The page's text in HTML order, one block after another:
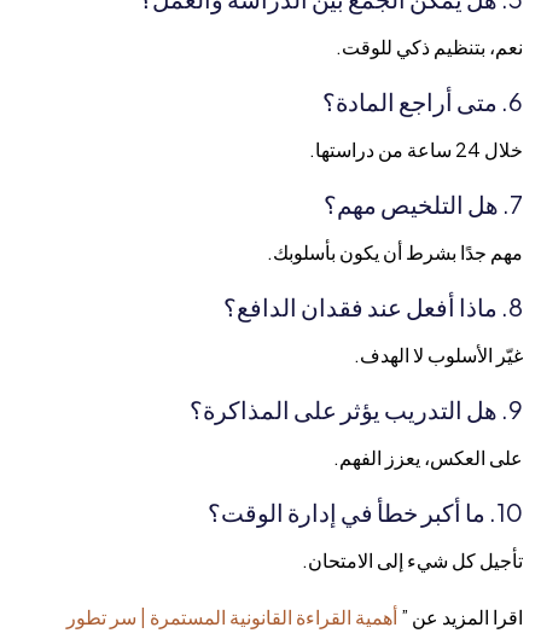
نعم، بتنظيم ذكي للوقت.
6. متى أراجع المادة؟
خلال 24 ساعة من دراستها.
7. هل التلخيص مهم؟
مهم جدًا بشرط أن يكون بأسلوبك.
8. ماذا أفعل عند فقدان الدافع؟
غيّر الأسلوب لا الهدف.
9. هل التدريب يؤثر على المذاكرة؟
على العكس، يعزز الفهم.
10. ما أكبر خطأ في إدارة الوقت؟
تأجيل كل شيء إلى الامتحان.
اقرا المزيد عن ”أهمية القراءة القانونية المستمرة | سر تطور